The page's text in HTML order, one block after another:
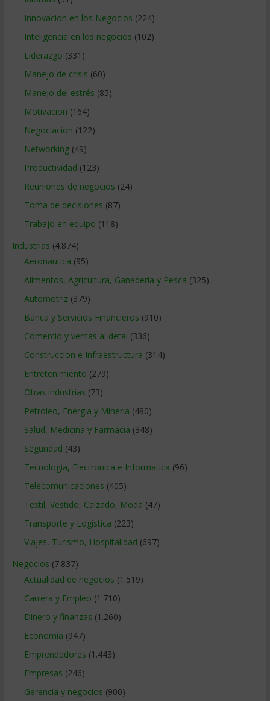
Innovacion en los Negocios (224)
Inteligencia en los negocios (102)
Liderazgo (331)
Manejo de crisis (60)
Manejo del estrés (85)
Motivacion (164)
Negociacion (122)
Networking(49)
Productividad (123)
Reuniones de negocios (24)
Toma de decisiones (87)
Trabajo en equipo (118)
Industrias (4.874)
Aeronautica (95)
Alimentos, Agricultura, Ganaderia y Pesca (325)
Automotriz(379)
Banca y Servicios Financieros (910)
Comercio y ventas al detal (336)
Construccion e Infraestructura (314)
Entretenimiento (279)
Otras industrias (73)
Petroleo, Energia y Mineria (480)
Salud, Medicina y Farmacia (348)
Seguridad (43)
Tecnologia, Electronica e Informatica (96)
Telecomunicaciones (405)
Textil, Vestido, Calzado, Moda (47)
Transporte y Logistica (223)
Viajes, Turismo, Hospitalidad (697)
Negocios (7.837)
Actualidad de negocios (1.519)
Carrera y Empleo (1.710)
Dinero y finanzas (1.260)
Economía (947)
Emprendedores (1.443)
Empresas (246)
Gerencia y negocios (900)